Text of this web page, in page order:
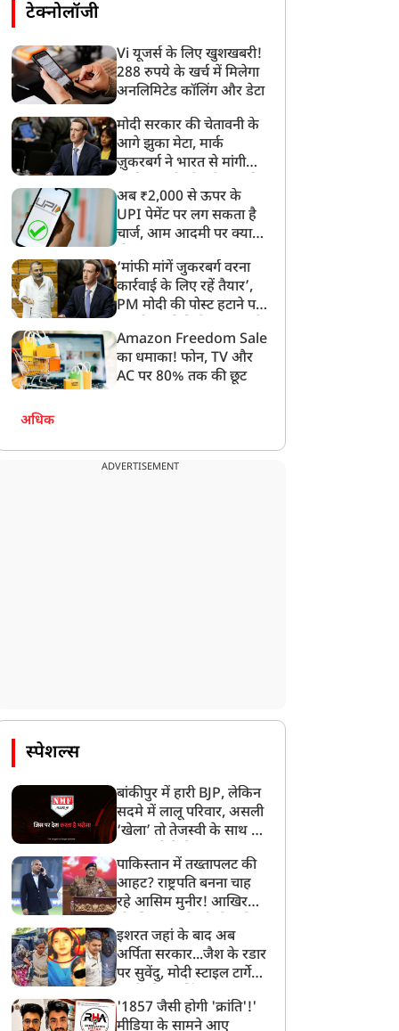
लाइफस्टाइल
सिर्फ जामुन ही नहीं इसके बीज
में भी है बेमिसाल औषधीय
गुण, जानिए कैसे करें इसका
बारिश के मौसम में पैरों से
आती है बदबू? जानें इससे
बचने के आसान उपाय
टेक्नोलॉजी
Vi यूजर्स के लिए खुशखबरी!
288 रुपये के खर्च में मिलेगा
अनलिमिटेड कॉलिंग और डेटा
मोदी सरकार की चेतावनी के
आगे झुका मेटा, मार्क
ज़ुकरबर्ग ने भारत से मांगी
अब ₹2,000 से ऊपर के
UPI पेमेंट पर लग सकता है
चार्ज, आम आदमी पर क्या
‘मांफी मांगें जुकरबर्ग वरना
कार्रवाई के लिए रहें तैयार’,
PM मोदी की पोस्ट हटाने पर
लगाई फटकार
Amazon Freedom Sale
का धमाका! फोन, TV और
AC पर 80% तक की छूट
अधिक
ADVERTISEMENT
स्पेशल्स
बांकीपुर में हारी BJP, लेकिन
सदमे में लालू परिवार, असली
‘खेला’ तो तेजस्वी के साथ हो
पाकिस्तान में तख्तापलट की
आहट? राष्ट्रपति बनना चाह
रहे आसिम मुनीर! आखिर
बनाया मोहरा?
इशरत जहां के बाद अब
अर्पिता सरकार...जैश के रडार
पर सुवेंदु, मोदी स्टाइल टार्गेट
बड़ा एक्शन!
'1857 जैसी होगी 'क्रांति'!'
मीडिया के सामने आए